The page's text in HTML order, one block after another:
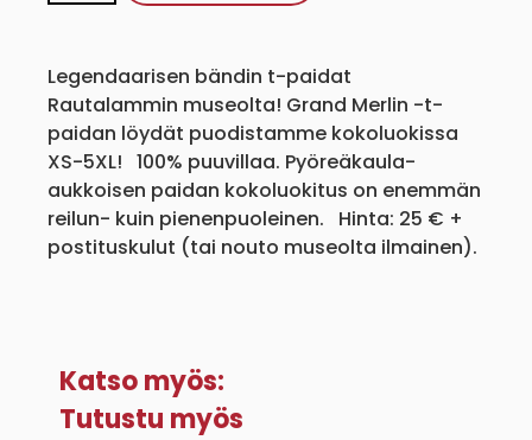
Legendaarisen bändin t-paidat
Rautalammin museolta! Grand Merlin -t-
paidan löydät puodistamme kokoluokissa
XS-5XL! 100% puuvillaa. Pyöreäkaula-
aukkoisen paidan kokoluokitus on enemmän
reilun- kuin pienenpuoleinen. Hinta: 25 € +
postituskulut (tai nouto museolta ilmainen).
Katso myös:
Tutustu myös